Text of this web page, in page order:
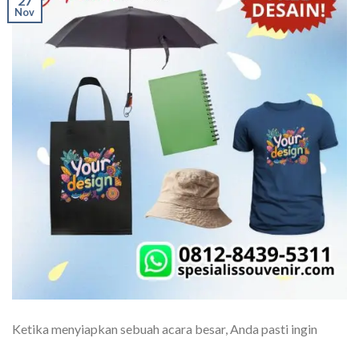
Nov
Ketika menyiapkan sebuah acara besar, Anda pasti ingin